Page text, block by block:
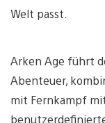
Welt passt.
Arken Age führt
Abenteuer,
mit Fernkampf